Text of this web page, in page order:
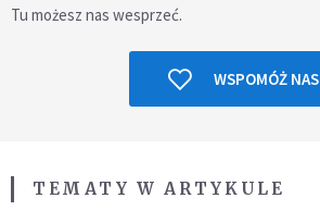
Tu możesz nas wesprzeć.
WSPOMÓŻ NAS
TEMATY W ARTYKULE